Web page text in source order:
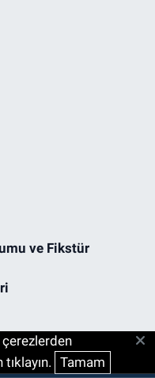
ve Fikstür
Tamam